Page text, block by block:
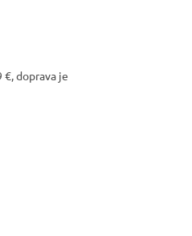
€, doprava je